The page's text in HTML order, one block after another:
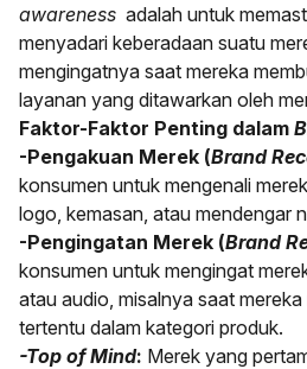
awareness adalah untuk
menyadari keberadaan suatu
mengingatnya saat mereka
layanan yang ditawarkan oleh
Faktor-Faktor Penting dalam
-Pengakuan Merek (Brand
konsumen untuk mengenali
logo, kemasan, atau mendengar
-Pengingatan Merek (Brand
konsumen untuk mengingat
atau audio, misalnya saat
tertentu dalam kategori produk.
-Top of Mind: Merek yang